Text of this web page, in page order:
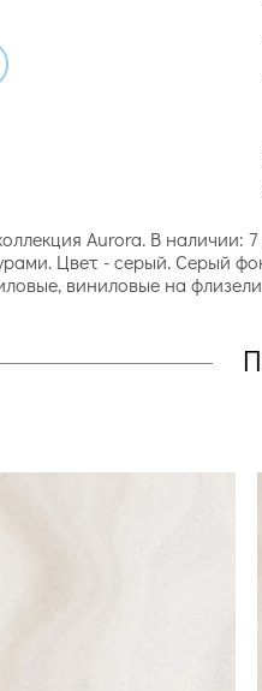
Aurora. В
Цвет - серый. Серый
виниловые на